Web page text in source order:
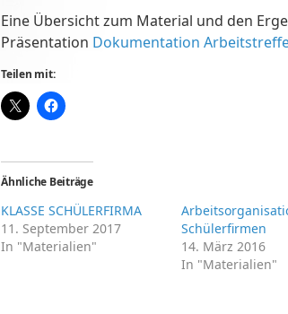
Eine Übersicht zum Material und den
Präsentation Dokumentation
Teilen mit:
Ähnliche Beiträge
KLASSE SCHÜLERFIRMA
11. September 2017
In "Materialien"
Schülerfirmen
14. März 2016
In "Materialien"